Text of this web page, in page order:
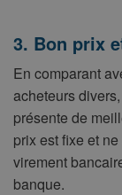
3. Bon prix
En comparant
acheteurs
présente de
prix est fixe et
virement
banque.